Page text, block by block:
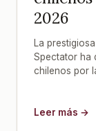
2026
La
Spectator ha
chilenos por
Leer más →